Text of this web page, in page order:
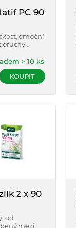
PC 90
emoční
> 10 ks
KOUPIT
2 x 90
od
mezi